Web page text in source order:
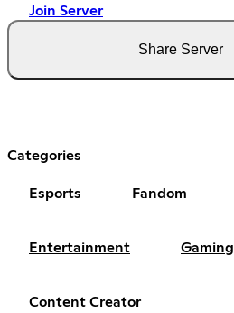
Join Server
Share Server
Categories
Esports Fandom
Entertainment Gaming
Content Creator